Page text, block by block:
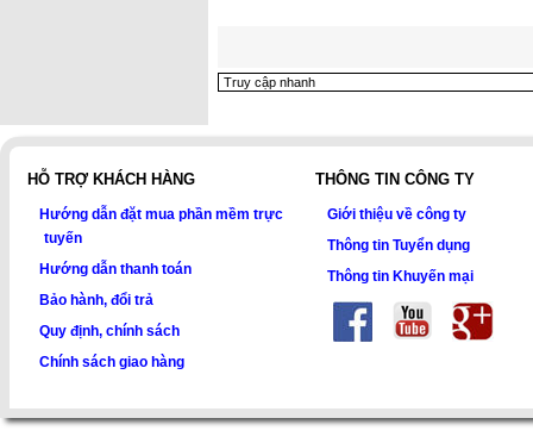
HỖ TRỢ KHÁCH HÀNG
Hướng dẫn đặt mua phần mềm trực
tuyến
Hướng dẫn thanh toán
Bảo hành, đổi trả
Quy định, chính sách
Chính sách giao hàng
THÔNG TIN CÔNG TY
Giới thiệu về công ty
Thông tin Tuyển dụng
Thông tin Khuyến mại